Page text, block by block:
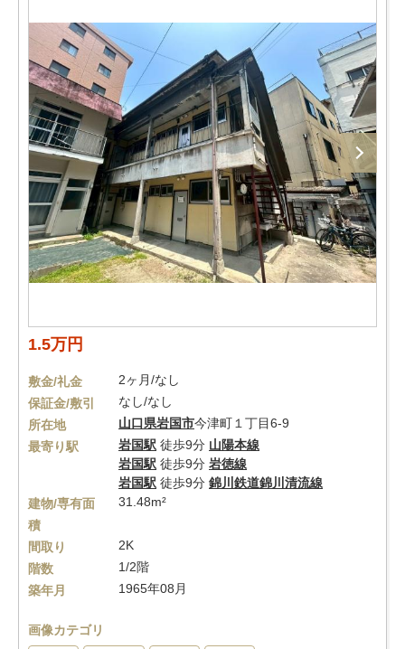
1.5万円
敷金/礼金
2ヶ月/なし
保証金/敷引
なし/なし
所在地
山口県岩国市今津町１丁目6-9
最寄り駅
岩国駅 徒歩9分 山陽本線
岩国駅 徒歩9分 岩徳線
岩国駅 徒歩9分 錦川鉄道錦川清流線
建物/専有面
積
31.48m²
間取り
2K
階数
1/2階
築年月
1965年08月
画像カテゴリ